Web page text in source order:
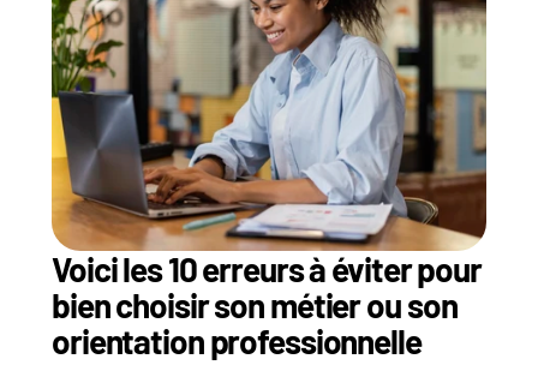
Voici les 10 erreurs à éviter pour
bien choisir son métier ou son
orientation professionnelle